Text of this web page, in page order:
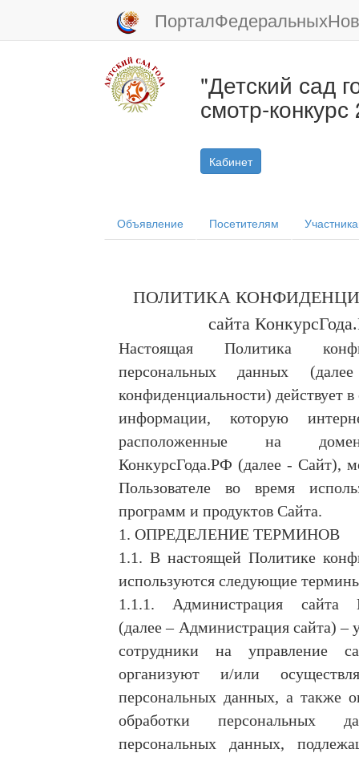
"Детский сад
смотр-
Кабинет
Объявление Посетителям
ПОЛИТИКА
сайта
Настоящая Политика
персональных данных
конфиденциальности) действует
информации, которую
расположенные на
КонкурсГода.РФ (далее - Сайт),
Пользователе во время
программ и продуктов Сайта.
1. ОПРЕДЕЛЕНИЕ ТЕРМИНОВ
1.1. В настоящей Политике
используются следующие
1.1.1. Администрация сайта
(далее – Администрация сайта) –
сотрудники на управление
организуют и/или
персональных данных, а также
обработки персональных
персональных данных,